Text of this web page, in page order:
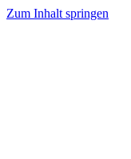
Zum Inhalt springen